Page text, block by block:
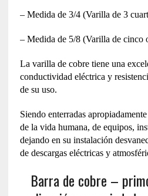
– Medida de 3/4 (Varilla de 3
– Medida de 5/8 (Varilla de cinco
La varilla de cobre tiene una
conductividad eléctrica y
de su uso.
Siendo enterradas
de la vida humana, de equipos,
dejando en su instalación
de descargas eléctricas y
Barra de cobre –